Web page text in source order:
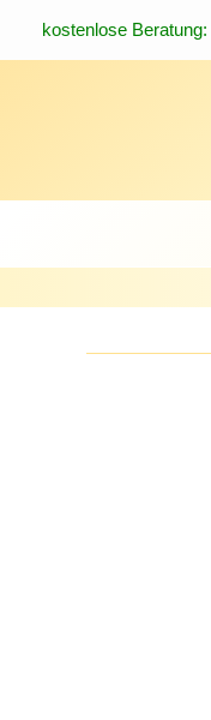
Inhalt
kostenlose Beratung: